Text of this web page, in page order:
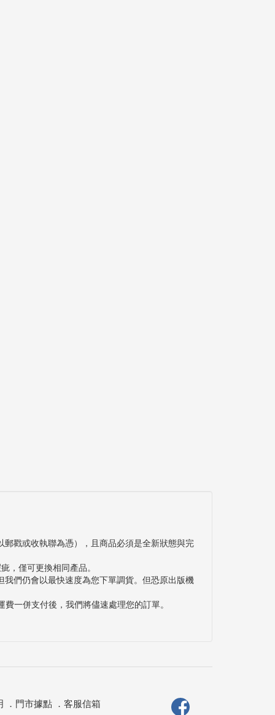
戳或收執聯為憑），且商品必須是全新狀態與完
，僅可更換相同產品。
們仍會以最快速度為您下單調貨。但恐原出版機
一併支付後，我們將儘速處理您的訂單。
． 門市據點． 客服信箱